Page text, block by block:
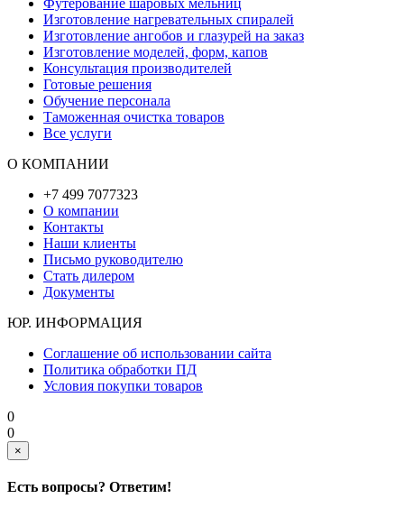
Футерование шаровых мельниц
Изготовление нагревательных спиралей
Изготовление ангобов и глазурей на заказ
Изготовление моделей, форм, капов
Консультация производителей
Готовые решения
Обучение персонала
Таможенная очистка товаров
Все услуги
О КОМПАНИИ
+7 499 7077323
О компании
Контакты
Наши клиенты
Письмо руководителю
Стать дилером
Документы
ЮР. ИНФОРМАЦИЯ
Соглашение об использовании сайта
Политика обработки ПД
Условия покупки товаров
0
0
×
Есть вопросы? Ответим!